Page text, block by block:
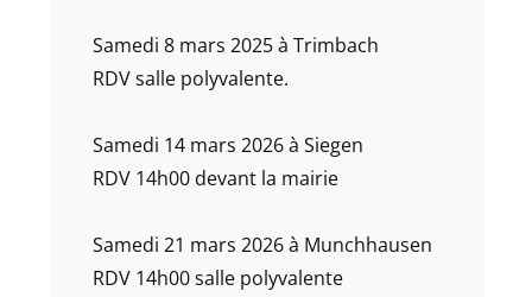
Samedi 8 mars 2025 à Trimbach
RDV salle polyvalente.
Samedi 14 mars 2026 à Siegen
RDV 14h00 devant la mairie
Samedi 21 mars 2026 à Munchhausen
RDV 14h00 salle polyvalente